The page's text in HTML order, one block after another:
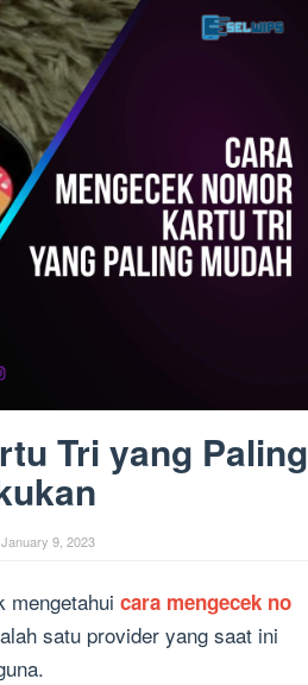
Tri yang Paling
January 9, 2023
mengetahui cara mengecek no
satu provider yang saat ini